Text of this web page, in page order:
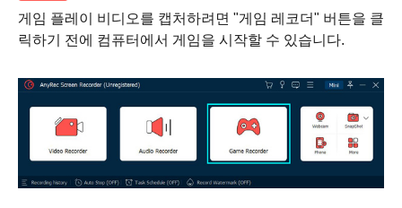
게임 플레이 비디오를 캡처하려면 "게임 레코더" 버튼을 클
릭하기 전에 컴퓨터에서 게임을 시작할 수 있습니다.